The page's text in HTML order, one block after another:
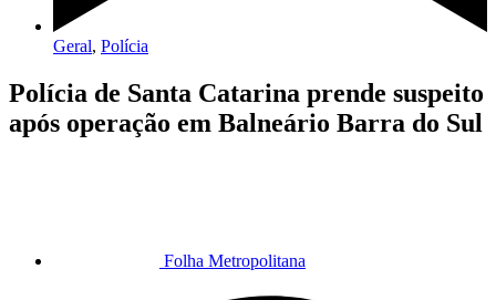
Geral, Polícia
Polícia de Santa Catarina prende suspeito
após operação em Balneário Barra do Sul
Folha Metropolitana